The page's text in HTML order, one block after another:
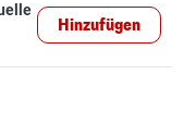
Hinzufügen